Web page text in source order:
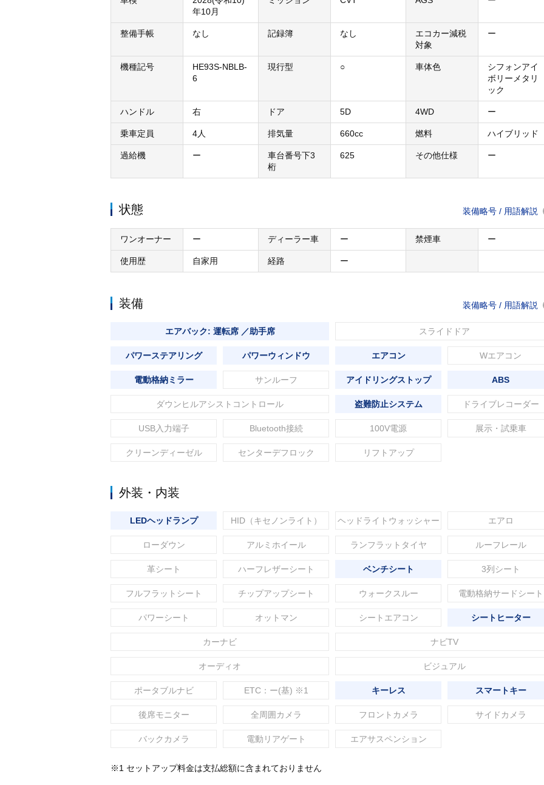
年10月
整備手帳 なし 記録簿 なし
エコカー減税
対象
ー
機種記号
HE93S-NBLB-
6
現行型 ○ 車体色
シフォンアイ
ボリーメタリ
ック
ハンドル 右 ドア 5D 4WD ー
乗車定員 4人 排気量 660cc 燃料 ハイブリッド
過給機 ー
車台番号下3
桁
625 その他仕様 ー
状態 装備略号 / 用語解説
ワンオーナー ー ディーラー車 ー 禁煙車 ー
使用歴 自家用 経路 ー
装備 装備略号 / 用語解説
エアバック: 運転席 ／助手席 スライドドア
パワーステアリング パワーウィンドウ エアコン Wエアコン
電動格納ミラー サンルーフ アイドリングストップ ABS
ダウンヒルアシストコントロール 盗難防止システム ドライブレコーダー
USB入力端子 Bluetooth接続 100V電源 展示・試乗車
クリーンディーゼル センターデフロック リフトアップ
外装・内装
LEDヘッドランプ HID（キセノンライト） ヘッドライトウォッシャー エアロ
ローダウン アルミホイール ランフラットタイヤ ルーフレール
革シート ハーフレザーシート ベンチシート 3列シート
フルフラットシート チップアップシート ウォークスルー 電動格納サードシート
パワーシート オットマン シートエアコン シートヒーター
カーナビ ナビTV
オーディオ ビジュアル
ポータブルナビ ETC：ー(基) ※1 キーレス スマートキー
後席モニター 全周囲カメラ フロントカメラ サイドカメラ
バックカメラ 電動リアゲート エアサスペンション
※1 セットアップ料金は支払総額に含まれておりません